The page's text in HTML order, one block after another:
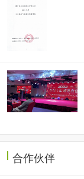
合作伙伴